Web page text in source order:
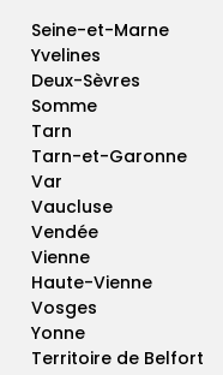
Seine-et-Marne
Yvelines
Deux-Sèvres
Somme
Tarn
Tarn-et-Garonne
Var
Vaucluse
Vendée
Vienne
Haute-Vienne
Vosges
Yonne
Territoire de Belfort